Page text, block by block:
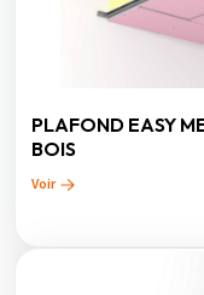
PLAFOND EASY
BOIS
Voir